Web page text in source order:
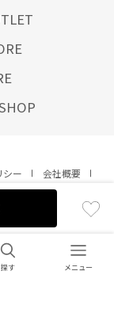
シー
会社概要
ご利用ガイド